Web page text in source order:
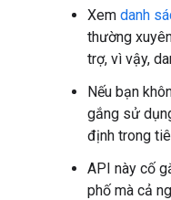
Xem danh
thường
trợ, vì vậy,
Nếu bạn
gắng sử
định trong
API này cố
phố mà cả